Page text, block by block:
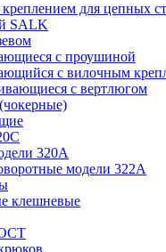
для цепных
SALK
с проушиной
с вилочным
с вертлюгом
320А
модели 322А
клешневые